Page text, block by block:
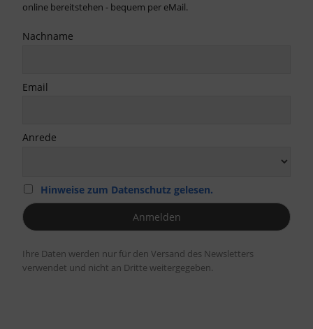
online bereitstehen - bequem per eMail.
Nachname
Email
Anrede
Hinweise zum Datenschutz gelesen.
Ihre Daten werden nur für den Versand des Newsletters
verwendet und nicht an Dritte weitergegeben.